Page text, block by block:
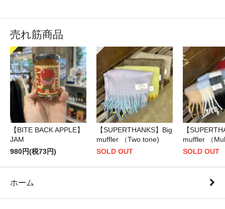
売れ筋商品
【BITE BACK APPLE】
JAM
980円(税73円)
【SUPERTHANKS】Big
muffler （Two tone)
SOLD OUT
【
muffler （
SOLD OUT
ホーム